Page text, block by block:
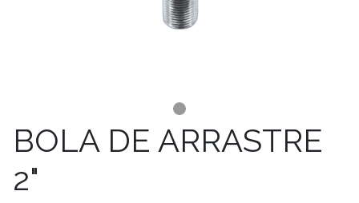
BOLA DE ARRASTRE
2"